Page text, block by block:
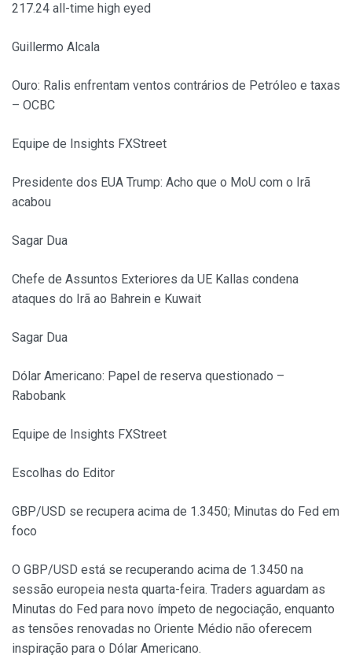
217.24 all-time high eyed
Guillermo Alcala
Ouro: Ralis enfrentam ventos contrários de Petróleo e taxas
– OCBC
Equipe de Insights FXStreet
Presidente dos EUA Trump: Acho que o MoU com o Irã
acabou
Sagar Dua
Chefe de Assuntos Exteriores da UE Kallas condena
ataques do Irã ao Bahrein e Kuwait
Sagar Dua
Dólar Americano: Papel de reserva questionado –
Rabobank
Equipe de Insights FXStreet
Escolhas do Editor
GBP/USD se recupera acima de 1.3450; Minutas do Fed em
foco
O GBP/USD está se recuperando acima de 1.3450 na
sessão europeia nesta quarta-feira. Traders aguardam as
Minutas do Fed para novo ímpeto de negociação, enquanto
as tensões renovadas no Oriente Médio não oferecem
inspiração para o Dólar Americano.